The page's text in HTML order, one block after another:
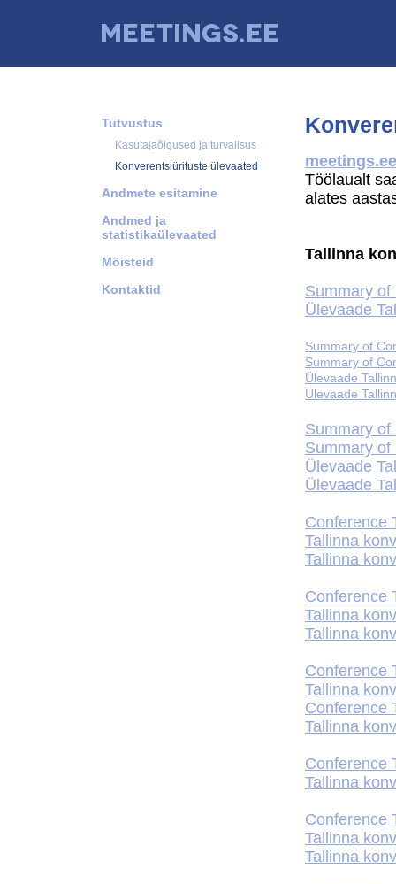
Tutvustus
Kasutajaõigused ja turvalisus
Konverentsiürituste ülevaated
Andmete esitamine
Andmed ja
statistikaülevaated
Mõisteid
Kontaktid
meetings.ee
Töölaualt
alates
Tallinna
Summary of
Ülevaade
Summary of
Summary of
Ülevaade
Ülevaade
Summary of
Summary of
Ülevaade
Ülevaade
Conference
Tallinna
Tallinna
Conference
Tallinna
Tallinna
Conference
Tallinna
Conference
Tallinna
Conference
Tallinna
Conference
Tallinna
Tallinna